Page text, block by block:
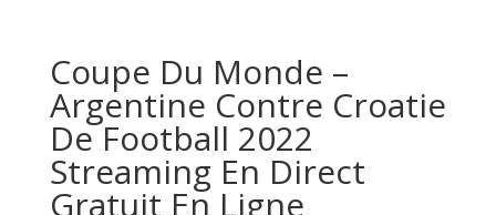
Coupe Du Monde –
Argentine Contre Croatie
De Football 2022
Streaming En Direct
Gratuit En Ligne